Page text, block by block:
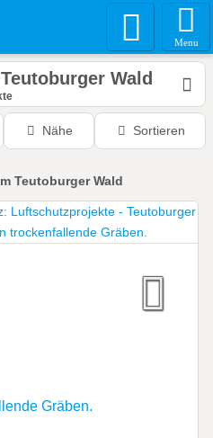
Menu
Wald
Nähe Sortieren
Teutoburger Wald
Gräben.